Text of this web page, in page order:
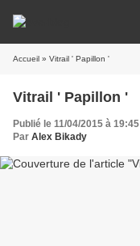
Accueil » Vitrail ' Papillon '
Vitrail ' Papillon '
Publié le 11/04/2015 à 19:45
Par Alex Bikady